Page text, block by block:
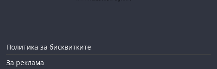
Политика за бисквитките
За реклама